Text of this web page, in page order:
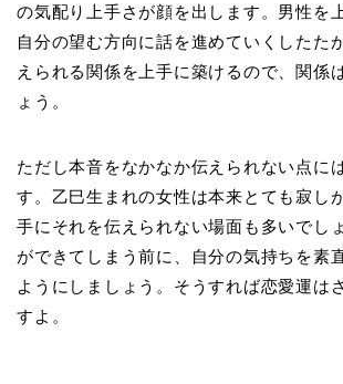
の気配り上手さが顔を出します。男性を
自分の望む方向に話を進めていくしたた
えられる関係を上手に築けるので、関係
ょう。
ただし本音をなかなか伝えられない点に
す。乙巳生まれの女性は本来とても寂し
手にそれを伝えられない場面も多いでし
ができてしまう前に、自分の気持ちを素
ようにしましょう。そうすれば恋愛運は
すよ。